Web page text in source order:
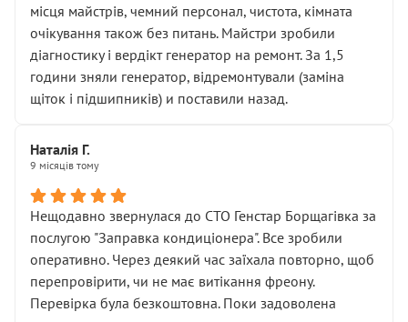
місця майстрів, чемний персонал, чистота, кімната
очікування також без питань. Майстри зробили
діагностику і вердікт генератор на ремонт. За 1,5
години зняли генератор, відремонтували (заміна
щіток і підшипників) и поставили назад.
Наталія Г.
9 місяців тому
Нещодавно звернулася до СТО Генстар Борщагівка за
послугою "Заправка кондиціонера". Все зробили
оперативно. Через деякий час заїхала повторно, щоб
перепровірити, чи не має витікання фреону.
Перевірка була безкоштовна. Поки задоволена